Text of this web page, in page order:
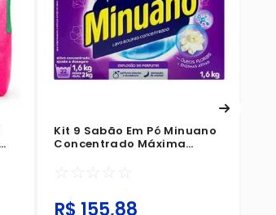
Kit 9 Sabão Em Pó Minuano
Concentrado Máxima
☆ ☆ ☆ ☆ ☆
R$ 155,88